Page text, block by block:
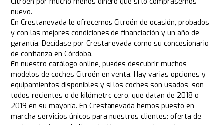
nuevo.
En Crestanevada le ofrecemos Citroën de ocasión, probados
y con las mejores condiciones de financiación y un año de
garantía. Decídase por Crestanevada como su concesionario
de confianza en Córdoba.
En nuestro catálogo online, puedes descubrir muchos
modelos de coches Citroën en venta. Hay varias opciones y
equipamientos disponibles y si los coches son usados, son
todos recientes o de kilómetro cero, que datan de 2018 o
2019 en su mayoría. En Crestanevada hemos puesto en
marcha servicios únicos para nuestros clientes: oferta de